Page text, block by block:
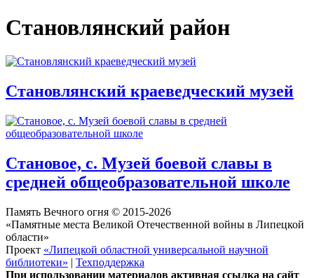
Становлянский район
Становлянский краеведческий музей
Становое, с. Музей боевой славы в
средней общеобразовательной школе
Память Вечного огня © 2015-2026
«Памятные места Великой Отечественной войны в Липецкой
области»
Проект «Липецкой областной универсальной научной
библиотеки» | Техподдержка
При использовании материалов активная ссылка на сайт